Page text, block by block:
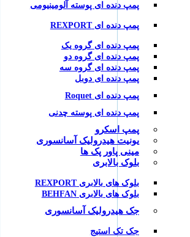
پمپ دنده ای پوسته آلومینیومی
پمپ دنده ای REXPORT
پمپ دنده ای گروه یک
پمپ دنده ای گروه دو
پمپ دنده ای گروه سه
پمپ دنده ای دوبل
پمپ دنده ای Roquet
پمپ دنده ای پوسته چدنی
پمپ اسکرو
یونیت هیدرولیک آسانسوری
مینی پاور پک ها
بلوک بالابری
بلوک های بالابری REXPORT
بلوک های بالابری BEHFAN
جک هیدرولیک آسانسوری
جک تک استیج